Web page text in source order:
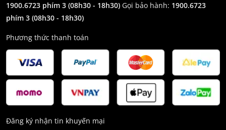
1900.6723 phím 3 (08h30 - 18h30) Gọi bảo hành: 1900.6723
phím 3 (08h30 - 18h30)
Phương thức thanh toán
Đăng ký nhận tin khuyến mại